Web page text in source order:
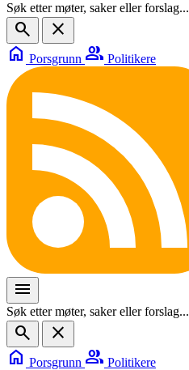
Søk etter møter, saker eller forslag...
search
close
home Porsgrunn group Politikere
menu
Søk etter møter, saker eller forslag...
search
close
home Porsgrunn group Politikere